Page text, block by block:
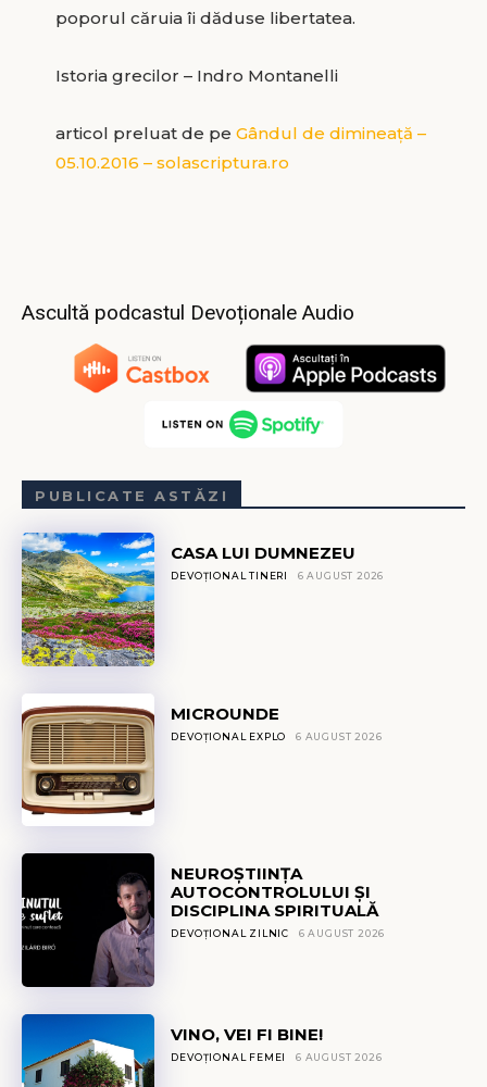
poporul căruia îi dăduse libertatea.
Istoria grecilor – Indro Montanelli
articol preluat de pe Gândul de dimineață –
05.10.2016 – solascriptura.ro
Ascultă podcastul Devoționale Audio
PUBLICATE ASTĂZI
CASA LUI DUMNEZEU
DEVOȚIONAL TINERI 6 AUGUST 2026
MICROUNDE
DEVOȚIONAL EXPLO 6 AUGUST 2026
NEUROȘTIINȚA
AUTOCONTROLULUI ȘI
DISCIPLINA SPIRITUALĂ
DEVOȚIONAL ZILNIC 6 AUGUST 2026
VINO, VEI FI BINE!
DEVOȚIONAL FEMEI 6 AUGUST 2026